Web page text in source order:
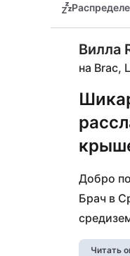
Вилла
на Brac,
Добро
Брач в
Читать